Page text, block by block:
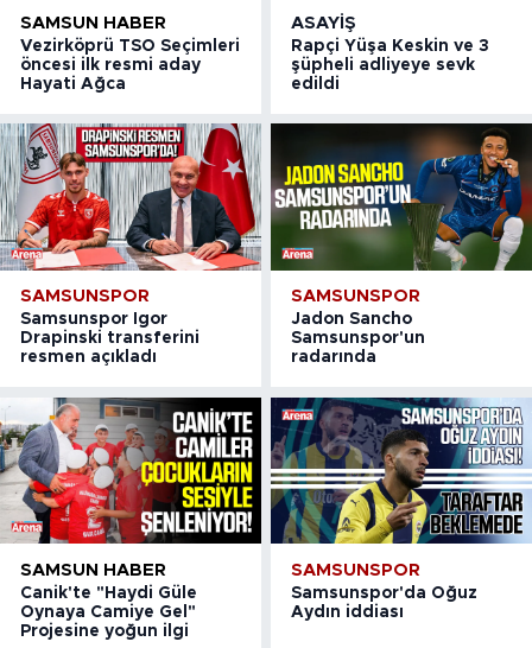
SAMSUN HABER
Vezirköprü TSO Seçimleri
öncesi ilk resmi aday
Hayati Ağca
ASAYIŞ
Rapçi Yüşa Keskin ve 3
şüpheli adliyeye sevk
edildi
SAMSUNSPOR
Samsunspor Igor
Drapinski transferini
resmen açıkladı
SAMSUNSPOR
Jadon Sancho
Samsunspor'un
radarında
SAMSUN HABER
Canik'te "Haydi Güle
Oynaya Camiye Gel"
Projesine yoğun ilgi
SAMSUNSPOR
Samsunspor'da Oğuz
Aydın iddiası